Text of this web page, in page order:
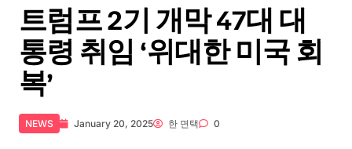
트럼프 2기 개막 47대 대
통령 취임 ‘위대한 미국 회
복’
NEWS January 20, 2025 한 면택 0